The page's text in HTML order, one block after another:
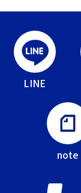
LINE
note